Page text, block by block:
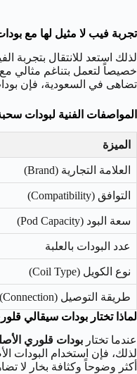
تجربة فيب لا مثيل لها مع
لذلك استعد للانتقال بتجربة
خصيصاً لتعمل بتناغم مثالي
تضاهى في السعودية، فإن
المواصفات الفنية لبودات
الميزة
العلامة التجارية (Brand)
التوافق (Compatibility)
سعة البود (Pod Capacity)
عدد البودات بالعلبة
نوع الكويل (Coil Type)
طريقة التوصيل (Connection)
لماذا تختار بودات سيقالي
عندما تختار بودات قلوري
لذلك، فإن استخدام البودات
أكثر وضوحاً وكثافة بخار لا